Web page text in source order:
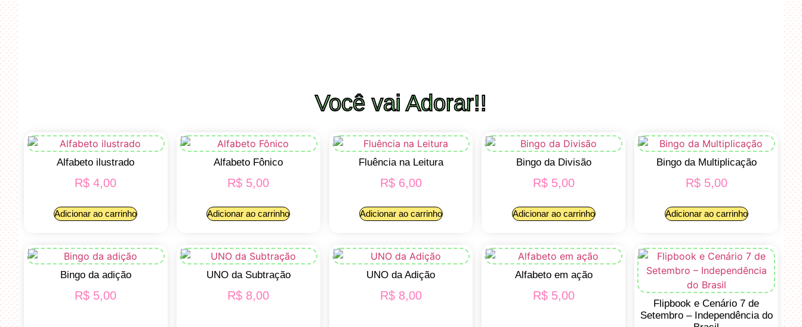
Você vai Adorar!!
Alfabeto ilustrado
R$ 4,00
Adicionar ao carrinho
Alfabeto Fônico
R$ 5,00
Adicionar ao carrinho
Fluência na Leitura
R$6,00
Adicionar ao carrinho
Bingo da Divisão
R$5,00
Adicionar ao carrinho
Bingo da Multiplicação
R$5,00
Adicionar ao carrinho
Bingo da adição
R$ 5,00
UNO da Subtração
R$ 8,00
UNO da Adição
R$8,00
Alfabeto em ação
R$5,00
Flipbook e Cenário 7 de
Setembro – Independência do